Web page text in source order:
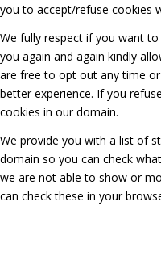
you to accept/refuse cookies
We fully respect if you want
you again and again kindly
are free to opt out any time
better experience. If you
cookies in our domain.
We provide you with a list of
domain so you can check
we are not able to show or
can check these in your